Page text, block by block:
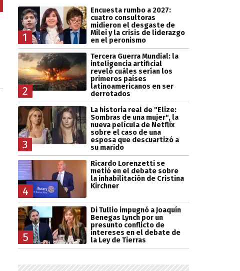
1
Encuesta rumbo a 2027:
cuatro consultoras
midieron el desgaste de
Milei y la crisis de liderazgo
en el peronismo
2
Tercera Guerra Mundial: la
inteligencia artificial
reveló cuáles serían los
primeros países
latinoamericanos en ser
derrotados
3
La historia real de "Elize:
Sombras de una mujer", la
nueva película de Netflix
sobre el caso de una
esposa que descuartizó a
su marido
4
Ricardo Lorenzetti se
metió en el debate sobre
la inhabilitación de Cristina
Kirchner
5
Di Tullio impugnó a Joaquín
Benegas Lynch por un
presunto conflicto de
intereses en el debate de
la Ley de Tierras